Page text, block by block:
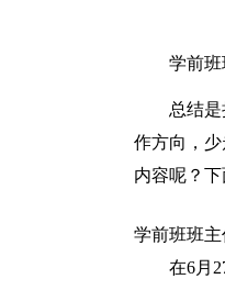
学前
总结
作方向，
内容呢？
学前班班主
在6月